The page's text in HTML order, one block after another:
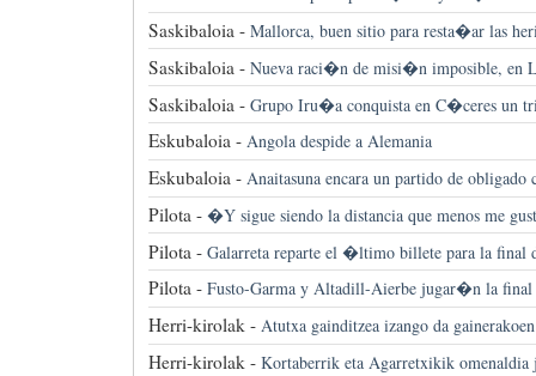
Saskibaloia - Mallorca, buen sitio para resta�ar las
Saskibaloia - Nueva raci�n de misi�n imposible, en
Saskibaloia - Grupo Iru�a conquista en C�ceres un
Eskubaloia - Angola despide a Alemania
Eskubaloia - Anaitasuna encara un partido de obligado
Pilota - �Y sigue siendo la distancia que menos me
Pilota - Galarreta reparte el �ltimo billete para la final
Pilota - Fusto-Garma y Altadill-Aierbe jugar�n la final
Herri-kirolak - Atutxa gainditzea izango da
Herri-kirolak - Kortaberrik eta Agarretxikik omenaldia